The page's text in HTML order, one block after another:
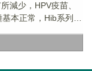
減少，HPV疫苗、
本正常，Hib系列疫